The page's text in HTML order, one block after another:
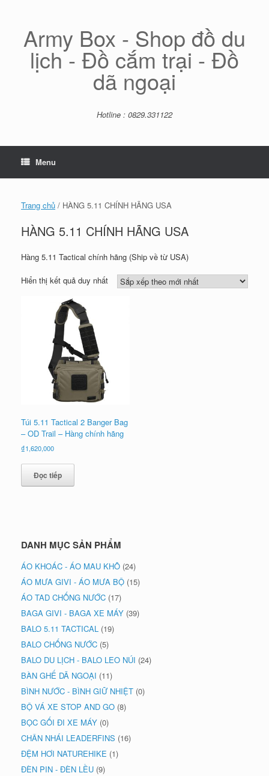
Army Box - Shop đồ du
lịch - Đồ cắm trại - Đồ
dã ngoại
Hotline : 0829.331122
Menu
Trang chủ / HÀNG 5.11 CHÍNH HÃNG USA
HÀNG 5.11 CHÍNH HÃNG USA
Hàng 5.11 Tactical chính hãng (Ship về từ USA)
Hiển thị kết quả duy nhất
Túi 5.11 Tactical 2 Banger Bag
– OD Trail – Hàng chính hãng
₫1,620,000
Đọc tiếp
DANH MỤC SẢN PHẨM
ÁO KHOÁC - ÁO MAU KHÔ (24)
ÁO MƯA GIVI - ÁO MƯA BỘ (15)
ÁO TAD CHỐNG NƯỚC (17)
BAGA GIVI - BAGA XE MÁY (39)
BALO 5.11 TACTICAL (19)
BALO CHỐNG NƯỚC (5)
BALO DU LỊCH - BALO LEO NÚI (24)
BÀN GHẾ DÃ NGOẠI (11)
BÌNH NƯỚC - BÌNH GIỮ NHIỆT (0)
BỘ VÁ XE STOP AND GO (8)
BỌC GỐI ĐI XE MÁY (0)
CHÂN NHÁI LEADERFINS (16)
ĐỆM HƠI NATUREHIKE (1)
ĐÈN PIN - ĐÈN LỀU (9)